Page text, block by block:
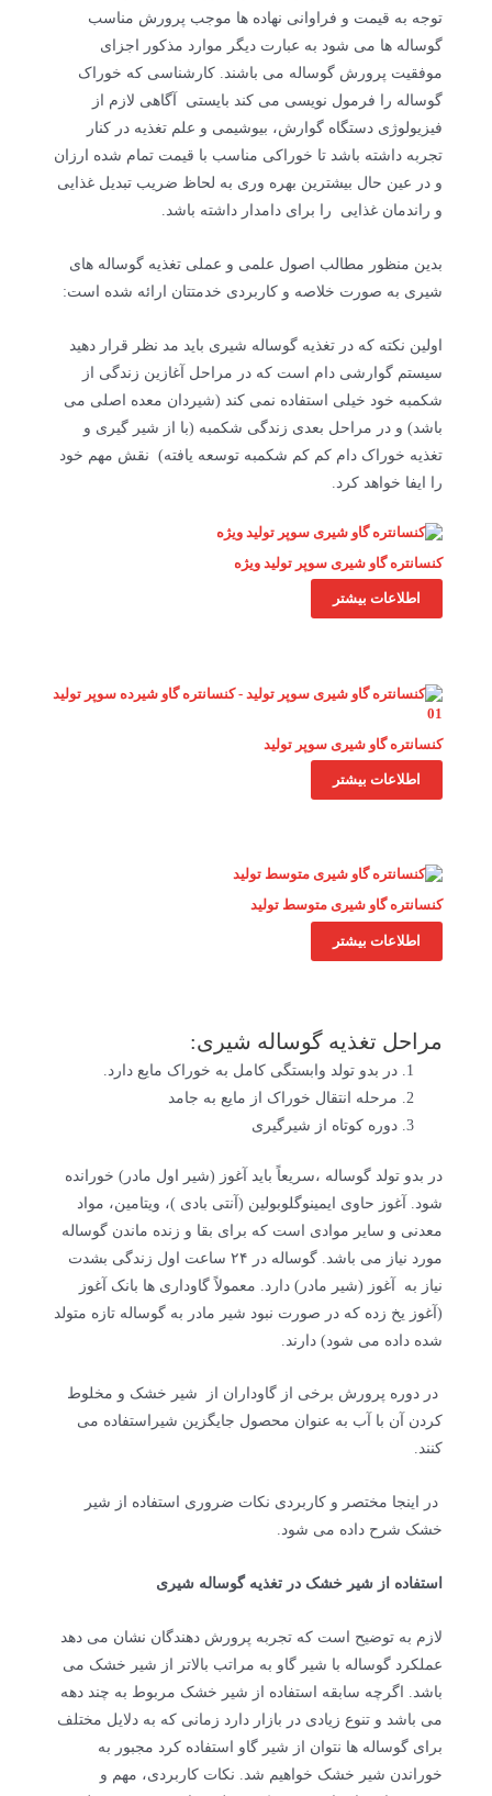
توجه به قیمت و فراوانی نهاده ها موجب پرورش مناسب
گوساله ها می شود به عبارت دیگر موارد مذکور اجزای
موفقیت پرورش گوساله می باشند. کارشناسی که خوراک
گوساله را فرمول نویسی می کند بایستی آگاهی لازم از
فیزیولوژی دستگاه گوارش، بیوشیمی و علم تغذیه در کنار
تجربه داشته باشد تا خوراکی مناسب با قیمت تمام شده ارزان
و در عین حال بیشترین بهره وری به لحاظ ضریب تبدیل غذایی
و راندمان غذایی را برای دامدار داشته باشد.
بدین منظور مطالب اصول علمی و عملی تغذیه گوساله های
شیری به صورت خلاصه و کاربردی خدمتتان ارائه شده است:
اولین نکته که در تغذیه گوساله شیری باید مد نظر قرار دهید
سیستم گوارشی دام است که در مراحل آغازین زندگی از
شکمبه خود خیلی استفاده نمی کند (شیردان معده اصلی می
باشد) و در مراحل بعدی زندگی شکمبه (با از شیر گیری و
تغذیه خوراک دام کم کم شکمبه توسعه یافته) نقش مهم خود
را ایفا خواهد کرد.
کنسانتره گاو شیری سوپر تولید ویژه
اطلاعات بیشتر
کنسانتره گاو شیری سوپر تولید
اطلاعات بیشتر
کنسانتره گاو شیری متوسط تولید
اطلاعات بیشتر
مراحل تغذیه گوساله شیری:
در بدو تولد وابستگی کامل به خوراک مایع دارد.
مرحله انتقال خوراک از مایع به جامد
دوره کوتاه از شیرگیری
در بدو تولد گوساله ،سریعاً باید آغوز (شیر اول مادر) خورانده
شود. آغوز حاوی ایمینوگلوبولین (آنتی بادی )، ویتامین، مواد
معدنی و سایر موادی است که برای بقا و زنده ماندن گوساله
مورد نیاز می باشد. گوساله در ۲۴ ساعت اول زندگی بشدت
نیاز به آغوز (شیر مادر) دارد. معمولاً گاوداری ها بانک آغوز
(آغوز یخ زده که در صورت نبود شیر مادر به گوساله تازه متولد
شده داده می شود) دارند.
در دوره پرورش برخی از گاوداران از شیر خشک و مخلوط
کردن آن با آب به عنوان محصول جایگزین شیراستفاده می
کنند.
در اینجا مختصر و کاربردی نکات ضروری استفاده از شیر
خشک شرح داده می شود.
استفاده از شیر خشک در تغذیه گوساله شیری
لازم به توضیح است که تجربه پرورش دهندگان نشان می دهد
عملکرد گوساله با شیر گاو به مراتب بالاتر از شیر خشک می
باشد. اگرچه سابقه استفاده از شیر خشک مربوط به چند دهه
می باشد و تنوع زیادی در بازار دارد زمانی که به دلایل مختلف
برای گوساله ها نتوان از شیر گاو استفاده کرد مجبور به
خوراندن شیر خشک خواهیم شد. نکات کاربردی، مهم و